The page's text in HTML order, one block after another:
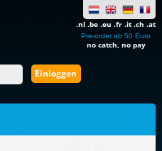
.nl .be .eu .fr .it .ch .at
Pre-order ab 50 Euro
no catch, no pay